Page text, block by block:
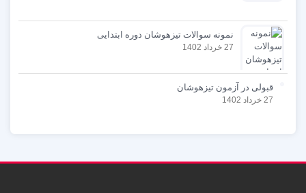
نمونه سوالات تیزهوشان دوره ابتدایی
27 خرداد 1402
قبولی در آزمون تیزهوشان
27 خرداد 1402